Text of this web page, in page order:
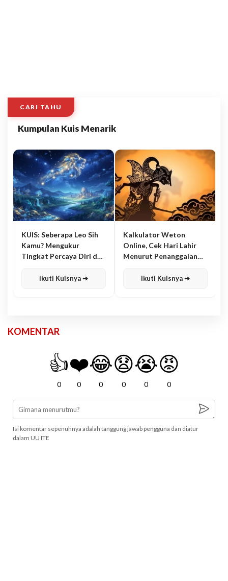
CARI TAHU
Kumpulan Kuis Menarik
KUIS: Seberapa Leo Sih
Kamu? Mengukur
Tingkat Percaya Diri dan
Ikuti Kuisnya ➔
Kalkulator Weton
Online, Cek Hari Lahir
Menurut Penanggalan
Ikuti Kuisnya ➔
KOMENTAR
👍
0
❤️
0
😂
0
😧
0
😭
0
😡
0
Isi komentar sepenuhnya adalah tanggung jawab pengguna dan diatur
dalam UU ITE